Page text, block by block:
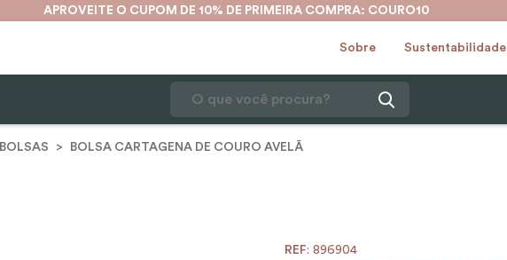
APROVEITE O CUPOM DE 10% DE PRIMEIRA COMPRA: COURO10
Sobre Sustentabilidade
BOLSAS BOLSA CARTAGENA DE COURO AVELÃ
: 896904